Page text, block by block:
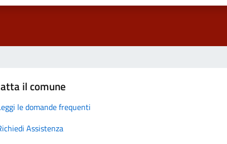
il comune
le domande frequenti
Assistenza